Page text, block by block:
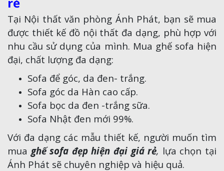
Tại Nội thất văn phòng Ánh Phát, bạn sẽ mua
được thiết kế đồ nội thất đa dạng, phù hợp với
nhu cầu sử dụng của mình. Mua ghế sofa hiện
đại, chất lượng đa dạng:
Sofa để góc, da đen- trắng.
Sofa góc da Hàn cao cấp.
Sofa bọc da đen -trắng sữa.
Sofa Nhật đen mới 99%.
Với đa dạng các mẫu thiết kế, người muốn tìm
mua ghế sofa đẹp hiện đại giá rẻ, lựa chọn tại
Ánh Phát sẽ chuyên nghiệp và hiệu quả.